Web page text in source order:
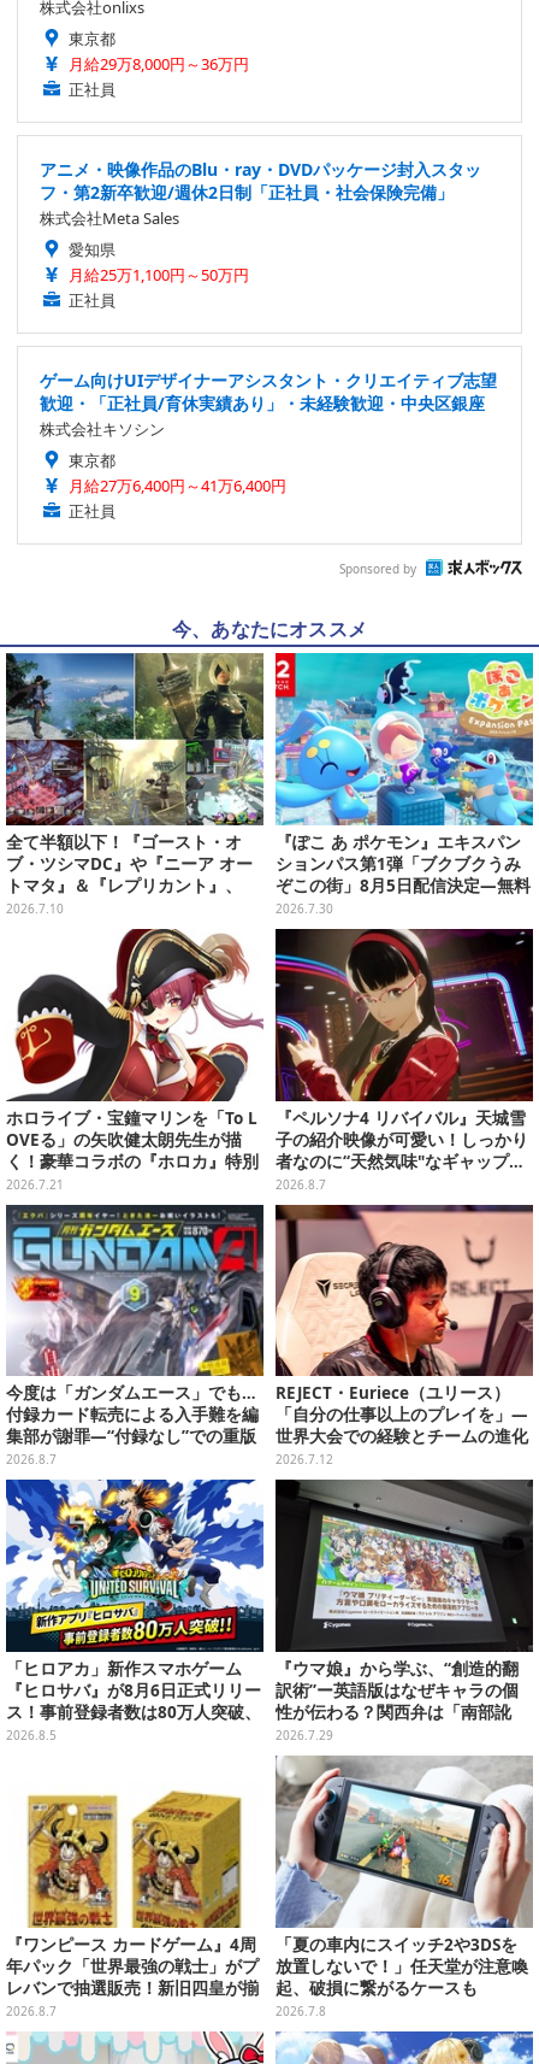
株式会社onlixs
東京都
月給29万8,000円～36万円
正社員
アニメ・映像作品のBlu・ray・DVDパッケージ封入スタッ
フ・第2新卒歓迎/週休2日制「正社員・社会保険完備」
株式会社Meta Sales
愛知県
月給25万1,100円～50万円
正社員
ゲーム向けUIデザイナーアシスタント・クリエイティブ志望
歓迎・「正社員/育休実績あり」・未経験歓迎・中央区銀座
株式会社キソシン
東京都
月給27万6,400円～41万6,400円
正社員
Sponsored by
今、あなたにオススメ
全て半額以下！『ゴースト・オ
ブ・ツシマDC』や『ニーア オー
トマタ』＆『レプリカント』、
『十三機兵防衛圏』などの名作で
夏を乗り切ろう【eショップ・PS
Storeのお薦めセール】
2026.7.10
『ぽこ あ ポケモン』エキスパン
ションパス第1弾「ブクブクうみ
ぞこの街」8月5日配信決定―無料
アップデートと同日に到来
2026.7.30
ホロライブ・宝鐘マリンを「To L
OVEる」の矢吹健太朗先生が描
く！豪華コラボの『ホロカ』特別
カードが「Vジャンプ10月号」に
付録
2026.7.21
『ペルソナ4 リバイバル』天城雪
子の紹介映像が可愛い！しっかり
者なのに“天然気味"なギャップ…
幼馴染・千枝に助けられる姿にも
注目
2026.8.7
今度は「ガンダムエース」でも…
付録カード転売による入手難を編
集部が謝罪―“付録なし”での重版
対応を進行中
2026.8.7
REJECT・Euriece（ユリース）
「自分の仕事以上のプレイを」―
世界大会での経験とチームの進化
を語る【EWC 2026インタビュ
ー】
2026.7.12
「ヒロアカ」新作スマホゲーム
『ヒロサバ』が8月6日正式リリー
ス！事前登録者数は80万人突破、
追加報酬も決定
2026.8.5
『ウマ娘』から学ぶ、“創造的翻
訳術”ー英語版はなぜキャラの個
性が伝わる？関西弁は「南部訛
り」に訳さない【CEDEC2026】
2026.7.29
『ワンピース カードゲーム』4周
年パック「世界最強の戦士」がプ
レバンで抽選販売！新旧四皇が揃
い踏み、刃牙作者が描く「カイド
ウ」も
2026.8.7
「夏の車内にスイッチ2や3DSを
放置しないで！」任天堂が注意喚
起、破損に繋がるケースも
2026.7.8